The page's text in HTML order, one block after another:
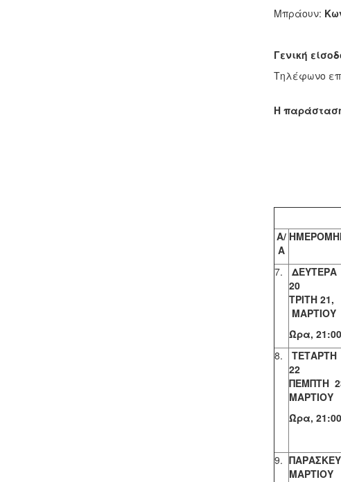
Μπράουν:
Γενική
Τηλέφωνο
Η
Α/
Α
7.
ΔΕΥΤΕΡΑ
20
ΜΑΡΤΙΟΥ
Ώρα, 21:00
8.
ΤΕΤΑΡΤΗ
22
ΠΕΜΠΤΗ
ΜΑΡΤΙΟΥ
Ώρα, 21:00
9.
ΜΑΡΤΙΟΥ